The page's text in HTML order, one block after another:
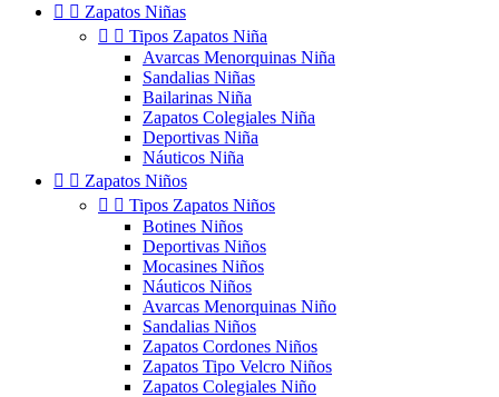
  Zapatos Niñas
  Tipos Zapatos Niña
Avarcas Menorquinas Niña
Sandalias Niñas
Bailarinas Niña
Zapatos Colegiales Niña
Deportivas Niña
Náuticos Niña
  Zapatos Niños
  Tipos Zapatos Niños
Botines Niños
Deportivas Niños
Mocasines Niños
Náuticos Niños
Avarcas Menorquinas Niño
Sandalias Niños
Zapatos Cordones Niños
Zapatos Tipo Velcro Niños
Zapatos Colegiales Niño